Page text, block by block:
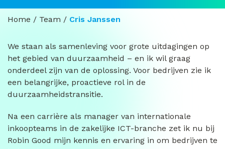
Home / Team / Cris Janssen
We staan als samenleving voor grote uitdagingen op
het gebied van duurzaamheid – en ik wil graag
onderdeel zijn van de oplossing. Voor bedrijven zie ik
een belangrijke, proactieve rol in de
duurzaamheidstransitie.
Na een carrière als manager van internationale
inkoopteams in de zakelijke ICT-branche zet ik nu bij
Robin Good mijn kennis en ervaring in om bedrijven te